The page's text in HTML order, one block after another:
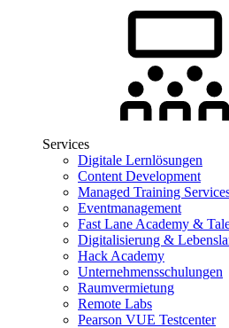
Services
Digitale Lernlösungen
Content Development
Managed Training
Eventmanagement
Fast Lane Academy &
Digitalisierung &
Hack Academy
Unternehmensschulungen
Raumvermietung
Remote Labs
Pearson VUE Testcenter